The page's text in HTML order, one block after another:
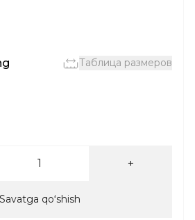
Таблица размеров
+
Savatga qoʻshish